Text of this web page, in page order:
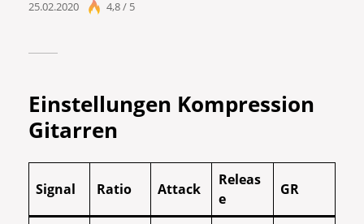
25.02.2020 4,8 / 5
Einstellungen Kompression
Gitarren
Signal Ratio Attack
Releas
e
GR